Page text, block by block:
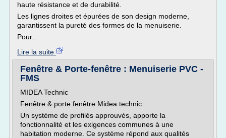
haute résistance et de durabilité.
Les lignes droites et épurées de son design moderne,
garantissent la pureté des formes de la menuiserie.
Pour...
Lire la suite
Fenêtre & Porte-fenêtre : Menuiserie PVC -
FMS
MIDEA Technic
Fenêtre & porte fenêtre Midea technic
Un système de profilés approuvés, apporte la
fonctionnalité et les exigences communes à une
habitation moderne. Ce système répond aux qualités